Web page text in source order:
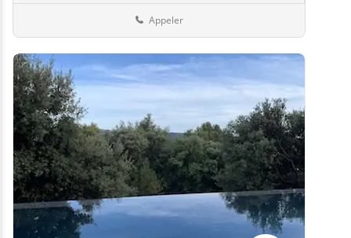
Appeler